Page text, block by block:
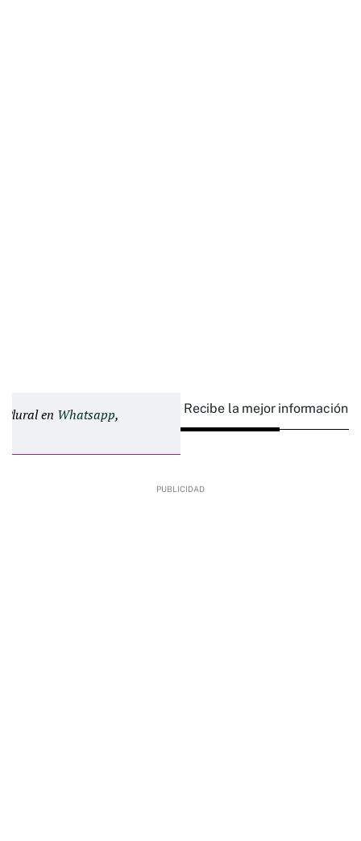
Plural en Whatsapp, Recibe la mejor información